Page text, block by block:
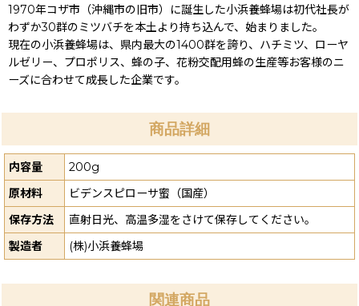
1970年コザ市（沖縄市の旧市）に誕生した小浜養蜂場は初代社長が
わずか30群のミツバチを本土より持ち込んで、始まりました。
現在の小浜養蜂場は、県内最大の1400群を誇り、ハチミツ、ローヤ
ルゼリー、プロポリス、蜂の子、花粉交配用蜂の生産等お客様のニ
ーズに合わせて成長した企業です。
商品詳細
内容量
200g
原材料
ビデンスピローサ蜜（国産）
保存方法
直射日光、高温多湿をさけて保存してください。
製造者
(株)小浜養蜂場
関連商品